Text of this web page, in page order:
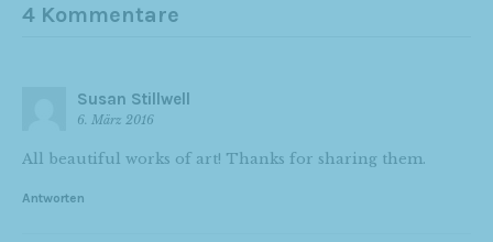
4 Kommentare
Susan Stillwell
6. März 2016
All beautiful works of art! Thanks for sharing them.
Antworten